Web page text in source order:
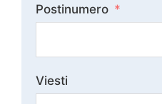
Postinumero
Viesti